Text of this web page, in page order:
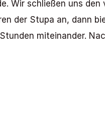
Wir schließen uns den
der Stupa an, dann
miteinander.